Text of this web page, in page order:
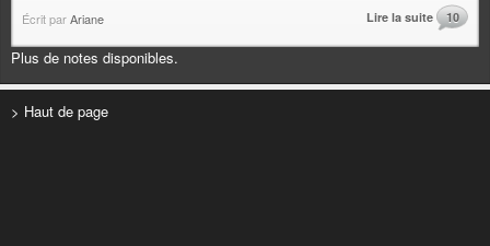
Écrit parAriane Lire la suite 10
Plus de notes disponibles.
> Haut de page